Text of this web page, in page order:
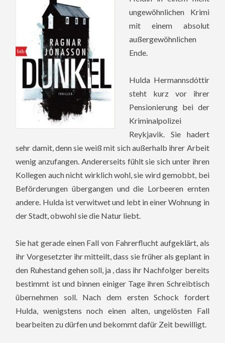
ungewöhnlichen Krimi
mit einem absolut
außergewöhnlichen
Ende.
Hulda Hermannsdóttir
steht kurz vor ihrer
Pensionierung bei der
Kriminalpolizei
Reykjavik. Sie hadert
sehr damit, denn sie weiß mit sich außerhalb ihrer Arbeit
wenig anzufangen. Andererseits fühlt sie sich unter ihren
Kollegen auch nicht wirklich wohl, sie wird gemobbt, bei
Beförderungen übergangen und die Lorbeeren ernten
andere. Hulda ist verwitwet und lebt in einer Wohnung in
der Stadt, obwohl sie die Natur liebt.
Sie hat gerade einen Fall von Fahrerflucht aufgeklärt, als
ihr Vorgesetzter ihr mitteilt, dass sie früher als geplant in
den Ruhestand gehen soll, ja , dass ihr Nachfolger bereits
bestimmt ist und binnen einiger Tage ihren Schreibtisch
übernehmen soll. Nach dem ersten Schock fordert
Hulda, wenigstens noch einen alten, ungelösten Fall
bearbeiten zu dürfen und bekommt dafür Zeit bewilligt.